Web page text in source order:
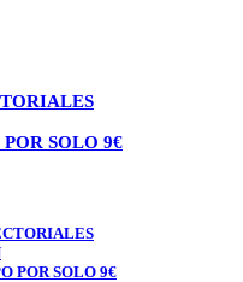
SOLO 9€
POR SOLO 9€